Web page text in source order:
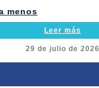
menos
Leer más
29 de julio de 2026